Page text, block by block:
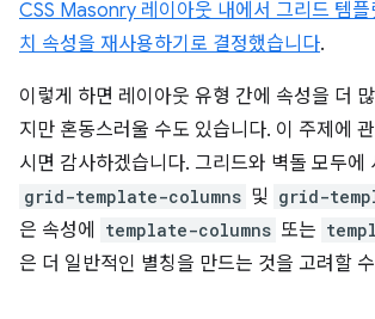
CSS Masonry 레이아웃 내에서 그리드 템플
치 속성을 재사용하기로 결정했습니다.
이렇게 하면 레이아웃 유형 간에 속성을 더
지만 혼동스러울 수도 있습니다. 이 주제에
시면 감사하겠습니다. 그리드와 벽돌 모두에
grid-template-columns 및 grid-
은 속성에
template-columns 또는
은 더 일반적인 별칭을 만드는 것을 고려할